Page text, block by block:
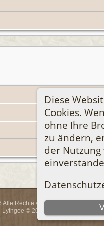
Diese
Cookies.
ohne Ihre
zu ändern,
der Nutzung
Rechte vorbehalten.
© 2001-2026.